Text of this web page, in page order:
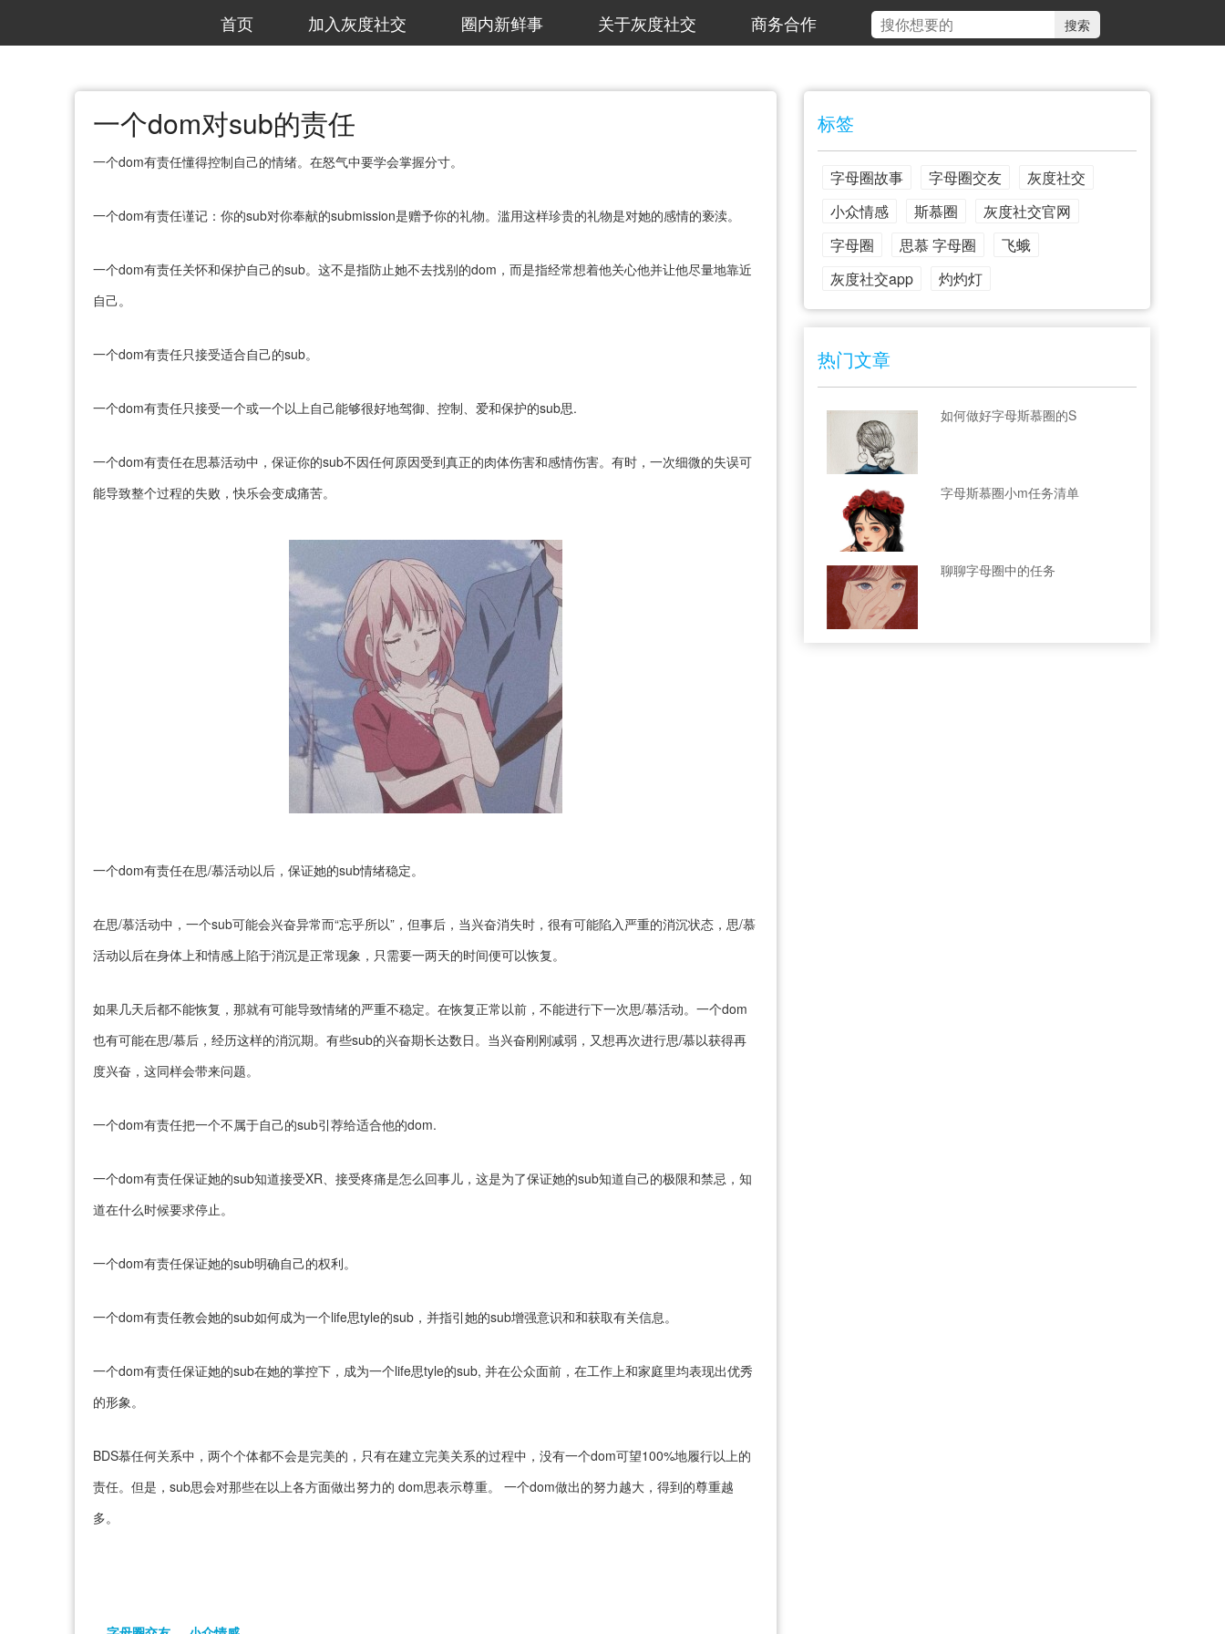
首页 加入灰度社交 圈内新鲜事 关于灰度社交 商务合作
一个dom对sub的责任
一个dom有责任懂得控制自己的情绪。在怒气中要学会掌握分寸。
一个dom有责任谨记：你的sub对你奉献的submission是赠予你的礼物。滥用这样珍贵的礼物是对她的感情的亵渎。
一个dom有责任关怀和保护自己的sub。这不是指防止她不去找别的dom，而是指经常想着他关心他并让他尽量地靠近
自己。
一个dom有责任只接受适合自己的sub。
一个dom有责任只接受一个或一个以上自己能够很好地驾御、控制、爱和保护的sub思.
一个dom有责任在思慕活动中，保证你的sub不因任何原因受到真正的肉体伤害和感情伤害。有时，一次细微的失误可
能导致整个过程的失败，快乐会变成痛苦。
一个dom有责任在思/慕活动以后，保证她的sub情绪稳定。
在思/慕活动中，一个sub可能会兴奋异常而“忘乎所以”，但事后，当兴奋消失时，很有可能陷入严重的消沉状态，思/慕
活动以后在身体上和情感上陷于消沉是正常现象，只需要一两天的时间便可以恢复。
如果几天后都不能恢复，那就有可能导致情绪的严重不稳定。在恢复正常以前，不能进行下一次思/慕活动。一个dom
也有可能在思/慕后，经历这样的消沉期。有些sub的兴奋期长达数日。当兴奋刚刚减弱，又想再次进行思/慕以获得再
度兴奋，这同样会带来问题。
一个dom有责任把一个不属于自己的sub引荐给适合他的dom.
一个dom有责任保证她的sub知道接受XR、接受疼痛是怎么回事儿，这是为了保证她的sub知道自己的极限和禁忌，知
道在什么时候要求停止。
一个dom有责任保证她的sub明确自己的权利。
一个dom有责任教会她的sub如何成为一个life思tyle的sub，并指引她的sub增强意识和和获取有关信息。
一个dom有责任保证她的sub在她的掌控下，成为一个life思tyle的sub, 并在公众面前，在工作上和家庭里均表现出优秀
的形象。
BDS慕任何关系中，两个个体都不会是完美的，只有在建立完美关系的过程中，没有一个dom可望100%地履行以上的
责任。但是，sub思会对那些在以上各方面做出努力的 dom思表示尊重。 一个dom做出的努力越大，得到的尊重越
多。
标签
字母圈故事 字母圈交友
灰度社交
小众情感
斯慕圈
灰度社交官网
字母圈
思慕 字母圈
飞蛾
灰度社交app
灼灼灯
热门文章
如何做好字母斯慕圈的S
字母斯慕圈小m任务清单
聊聊字母圈中的任务